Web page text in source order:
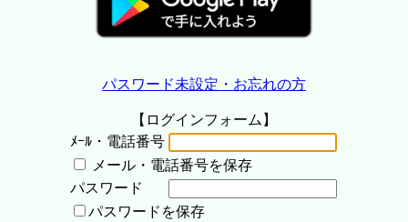
パスワード未設定・お忘れの方
【ログインフォーム】
ﾒｰﾙ・電話番号
メール・電話番号を保存
パスワード
パスワードを保存